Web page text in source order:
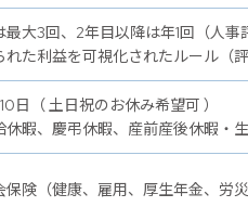
最大3回、2年目以降は年1回（人
れた利益を可視化されたルール（
日（ 土日祝のお休み希望可 ）
休暇、慶弔休暇、産前産後休暇・
保険（健康、雇用、厚生年金、労